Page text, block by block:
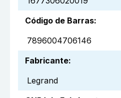
Código de Barras:
7896004706146
Fabricante:
Legrand